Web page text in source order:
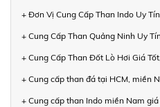
+ Đơn Vị Cung Cấp Than Indo Uy
+ Cung Cấp Than Quảng Ninh Uy
+ Cung Cấp Than Đốt Lò Hơi Giá
+ Cung cấp than đá tại HCM, miền
+ Cung cấp than Indo miền Nam